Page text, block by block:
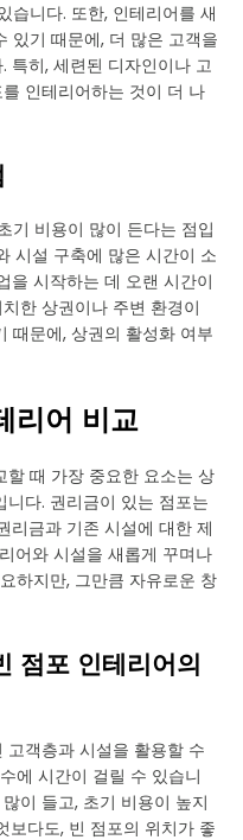
습니다. 또한, 인테리어를 새
있기 때문에, 더 많은 고객을
특히, 세련된 디자인이나 고
인테리어하는 것이 더 나
기 비용이 많이 든다는 점입
시설 구축에 많은 시간이 소
을 시작하는 데 오랜 시간이
한 상권이나 주변 환경이
때문에, 상권의 활성화 여부
리어 비교
할 때 가장 중요한 요소는 상
다. 권리금이 있는 점포는
리금과 기존 시설에 대한 제
어와 시설을 새롭게 꾸며나
하지만, 그만큼 자유로운 창
점포 인테리어의
객층과 시설을 활용할 수
에 시간이 걸릴 수 있습니
이 들고, 초기 비용이 높지
보다도, 빈 점포의 위치가 좋